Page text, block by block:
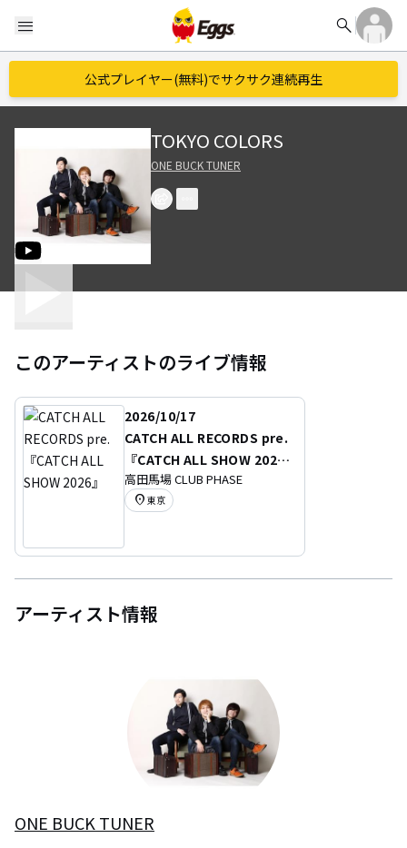
menu search
公式プレイヤー(無料)でサクサク連続再生
TOKYO COLORS
ONE BUCK TUNER
このアーティストのライブ情報
2026/10/17
CATCH ALL RECORDS pre.
『CATCH ALL SHOW 202
6』
高田馬場 CLUB PHASE
location_on 東京
アーティスト情報
ONE BUCK TUNER